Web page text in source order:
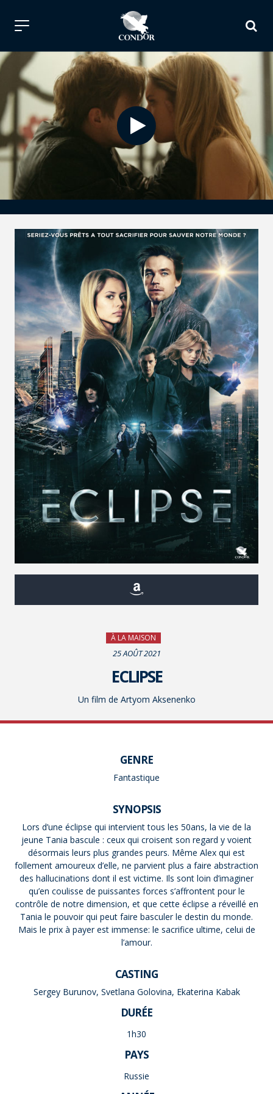
À LA MAISON
25 AOÛT 2021
ECLIPSE
Un film de Artyom Aksenenko
GENRE
Fantastique
SYNOPSIS
Lors d’une éclipse qui intervient tous les 50ans, la vie de la
jeune Tania bascule : ceux qui croisent son regard y voient
désormais leurs plus grandes peurs. Même Alex qui est
follement amoureux d’elle, ne parvient plus a faire abstraction
des hallucinations dont il est victime. Ils sont loin d’imaginer
qu’en coulisse de puissantes forces s’affrontent pour le
contrôle de notre dimension, et que cette éclipse a réveillé en
Tania le pouvoir qui peut faire basculer le destin du monde.
Mais le prix à payer est immense: le sacrifice ultime, celui de
l’amour.
CASTING
Sergey Burunov, Svetlana Golovina, Ekaterina Kabak
DURÉE
1h30
PAYS
Russie